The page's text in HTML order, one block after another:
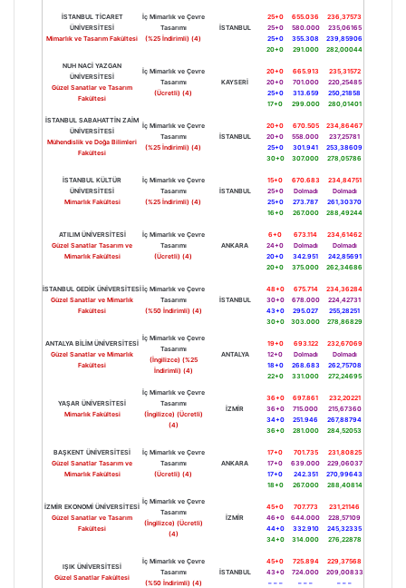
İSTANBUL TİCARET
ÜNİVERSİTESİ
Mimarlık ve Tasarım Fakültesi
İç Mimarlık ve Çevre
Tasarımı
(%25 İndirimli) (4)
İSTANBUL
25+0
25+0
25+0
20+0
655.036
580.000
355.308
291.000
236,37573
235,06165
239,85906
282,00044
NUH NACİ YAZGAN
ÜNİVERSİTESİ
Güzel Sanatlar ve Tasarım
Fakültesi
İç Mimarlık ve Çevre
Tasarımı
(Ücretli) (4)
KAYSERİ
20+0
20+0
25+0
17+0
665.913
701.000
313.659
299.000
235,31572
220,25485
250,21858
280,01401
İSTANBUL SABAHATTİN ZAİM
ÜNİVERSİTESİ
Mühendislik ve Doğa Bilimleri
Fakültesi
İç Mimarlık ve Çevre
Tasarımı
(%25 İndirimli) (4)
İSTANBUL
20+0
20+0
25+0
30+0
670.505
558.000
301.941
307.000
234,86467
237,25781
253,38609
278,05786
İSTANBUL KÜLTÜR
ÜNİVERSİTESİ
Mimarlık Fakültesi
İç Mimarlık ve Çevre
Tasarımı
(%25 İndirimli) (4)
İSTANBUL
15+0
25+0
25+0
16+0
670.683
Dolmadı
273.787
267.000
234,84751
Dolmadı
261,30370
288,49244
ATILIM ÜNİVERSİTESİ
Güzel Sanatlar Tasarım ve
Mimarlık Fakültesi
İç Mimarlık ve Çevre
Tasarımı
(Ücretli) (4)
ANKARA
6+0
24+0
20+0
20+0
673.114
Dolmadı
342.951
375.000
234,61462
Dolmadı
242,85691
262,34686
İSTANBUL GEDİK ÜNİVERSİTESİ
Güzel Sanatlar ve Mimarlık
Fakültesi
İç Mimarlık ve Çevre
Tasarımı
(%50 İndirimli) (4)
İSTANBUL
48+0
30+0
43+0
30+0
675.714
678.000
295.027
303.000
234,36284
224,42731
255,28251
278,86829
ANTALYA BİLİM ÜNİVERSİTESİ
Güzel Sanatlar ve Mimarlık
Fakültesi
İç Mimarlık ve Çevre
Tasarımı
(İngilizce) (%25
İndirimli) (4)
ANTALYA
19+0
12+0
18+0
22+0
693.122
Dolmadı
268.683
331.000
232,67069
Dolmadı
262,75708
272,24695
YAŞAR ÜNİVERSİTESİ
Mimarlık Fakültesi
İç Mimarlık ve Çevre
Tasarımı
(İngilizce) (Ücretli)
(4)
İZMİR
36+0
36+0
34+0
36+0
697.861
715.000
251.946
281.000
232,20221
215,67360
267,88794
284,52053
BAŞKENT ÜNİVERSİTESİ
Güzel Sanatlar Tasarım ve
Mimarlık Fakültesi
İç Mimarlık ve Çevre
Tasarımı
(Ücretli) (4)
ANKARA
17+0
17+0
17+0
18+0
701.735
639.000
242.351
267.000
231,80825
229,06037
270,99643
288,40814
İZMİR EKONOMİ ÜNİVERSİTESİ
Güzel Sanatlar ve Tasarım
Fakültesi
İç Mimarlık ve Çevre
Tasarımı
(İngilizce) (Ücretli)
(4)
İZMİR
45+0
46+0
44+0
34+0
707.773
644.000
332.910
314.000
231,21146
228,57109
245,32335
276,22878
IŞIK ÜNİVERSİTESİ
Güzel Sanatlar Fakültesi
İç Mimarlık ve Çevre
Tasarımı
(%50 İndirimli) (4)
İSTANBUL
45+0
43+0
– – –
725.894
724.000
– – –
229,37568
209,00833
– – –